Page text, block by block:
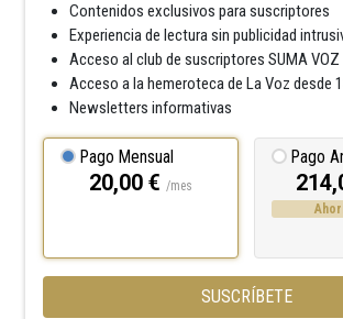
Contenidos exclusivos para suscriptores
Experiencia de lectura sin publicidad
Acceso al club de suscriptores SUMA VOZ
Acceso a la hemeroteca de La Voz desde
Newsletters informativas
Pago Mensual
20,00 € /mes
Pago
SUSCRÍBETE